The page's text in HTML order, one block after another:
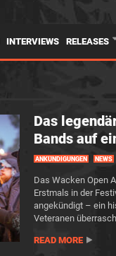
INTERVIEWS RELEASES
Das
Bands auf
ANKÜNDIGUNGEN NEWS
Das Wacken Open
Erstmals in der
angekündigt – ein
Veteranen
READ MORE